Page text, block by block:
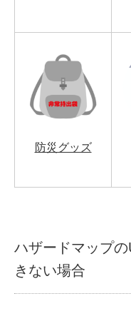
防災グッズ
ハザードマップ
きない場合